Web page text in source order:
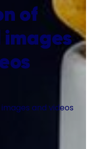
of
and videos